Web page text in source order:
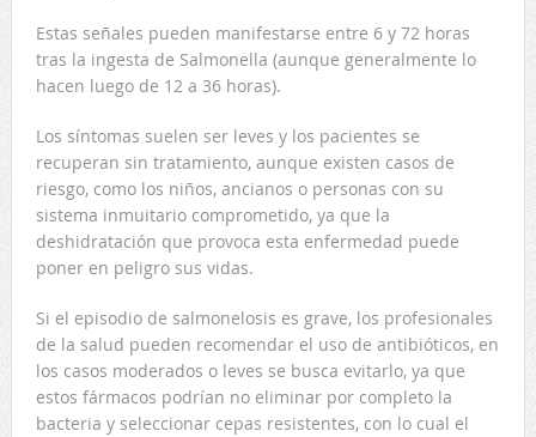
Estas señales pueden manifestarse entre 6 y 72 horas
tras la ingesta de Salmonella (aunque generalmente lo
hacen luego de 12 a 36 horas).
Los síntomas suelen ser leves y los pacientes se
recuperan sin tratamiento, aunque existen casos de
riesgo, como los niños, ancianos o personas con su
sistema inmuitario comprometido, ya que la
deshidratación que provoca esta enfermedad puede
poner en peligro sus vidas.
Si el episodio de salmonelosis es grave, los profesionales
de la salud pueden recomendar el uso de antibióticos, en
los casos moderados o leves se busca evitarlo, ya que
estos fármacos podrían no eliminar por completo la
bacteria y seleccionar cepas resistentes, con lo cual el